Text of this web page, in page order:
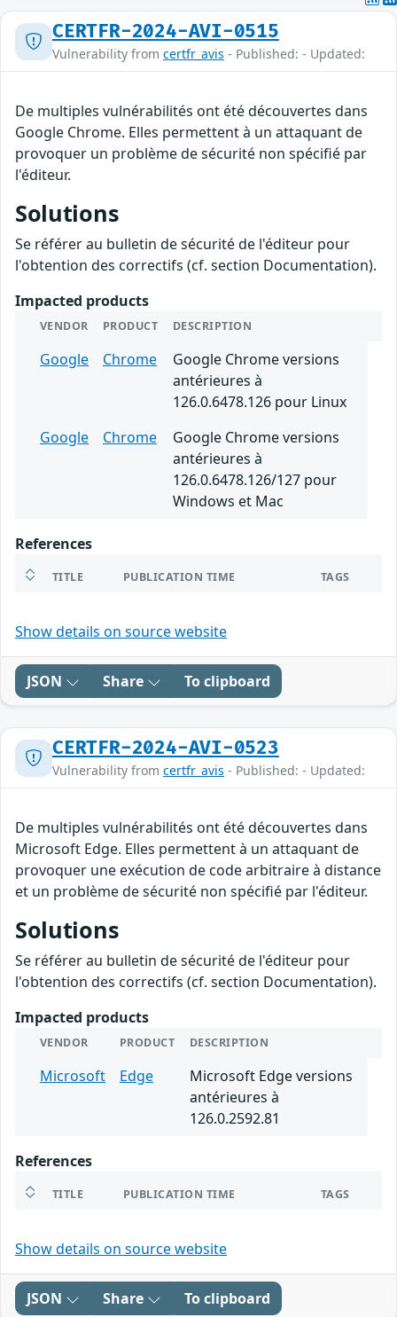
CERTFR-2024-AVI-0515
Vulnerability from certfr_avis - Published: - Updated:
De multiples vulnérabilités ont été découvertes dans
Google Chrome. Elles permettent à un attaquant de
provoquer un problème de sécurité non spécifié par
l'éditeur.
Solutions
Se référer au bulletin de sécurité de l'éditeur pour
l'obtention des correctifs (cf. section Documentation).
Impacted products
VENDOR PRODUCT DESCRIPTION
Google Chrome
Google Chrome versions
antérieures à
126.0.6478.126 pour Linux
Google
Chrome
Google Chrome versions
antérieures à
126.0.6478.126/127 pour
Windows et Mac
References
TITLE PUBLICATION TIME TAGS
Show details on source website
JSON Share To clipboard
CERTFR-2024-AVI-0523
Vulnerability from certfr_avis - Published: - Updated:
De multiples vulnérabilités ont été découvertes dans
Microsoft Edge. Elles permettent à un attaquant de
provoquer une exécution de code arbitraire à distance
et un problème de sécurité non spécifié par l'éditeur.
Solutions
Se référer au bulletin de sécurité de l'éditeur pour
l'obtention des correctifs (cf. section Documentation).
Impacted products
VENDOR PRODUCT DESCRIPTION
Microsoft Edge
Microsoft Edge versions
antérieures à
126.0.2592.81
References
TITLE PUBLICATION TIME TAGS
Show details on source website
JSON Share To clipboard